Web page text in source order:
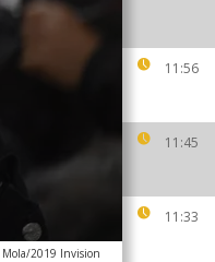
11:56
11:45
11:33
2019 Invision